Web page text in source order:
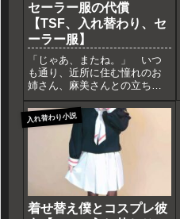
セーラー服の代償
【TSF、入れ替わり、セ
ーラー服】
「じゃあ、またね。」 いつ
も通り、近所に住む憧れのお
姉さん、麻美さんとの立ち話
が終わり、彼女は微笑みなが
ら振り返って家に戻っていっ
た。僕、直人はため息をつき
ながらも、心臓が高鳴るのを
抑えられなかった。 麻美さ
んはOLとして忙しく働いてい
入れ替わり小説
着せ替え僕とコスプレ彼